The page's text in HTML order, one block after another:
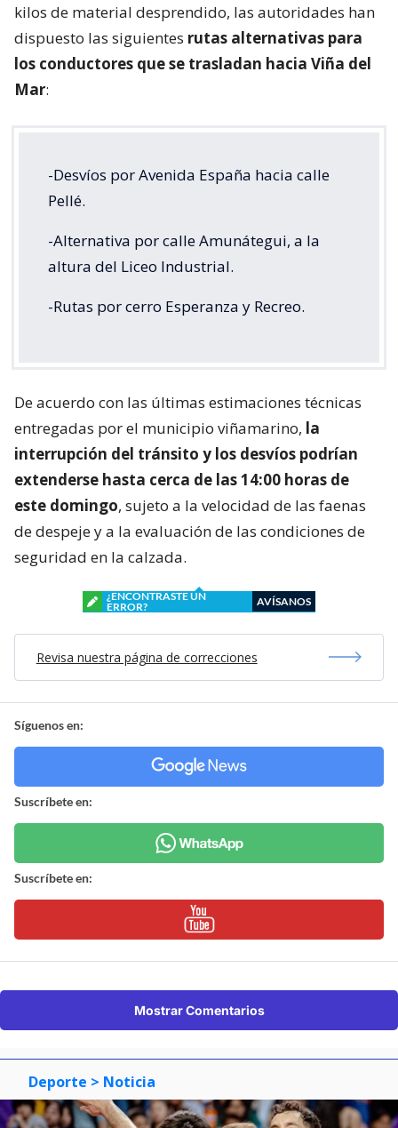
kilos de material desprendido, las autoridades han
dispuesto las siguientes rutas alternativas para
los conductores que se trasladan hacia Viña del
Mar:
-Desvíos por Avenida España hacia calle
Pellé.
-Alternativa por calle Amunátegui, a la
altura del Liceo Industrial.
-Rutas por cerro Esperanza y Recreo.
De acuerdo con las últimas estimaciones técnicas
entregadas por el municipio viñamarino, la
interrupción del tránsito y los desvíos podrían
extenderse hasta cerca de las 14:00 horas de
este domingo, sujeto a la velocidad de las faenas
de despeje y a la evaluación de las condiciones de
seguridad en la calzada.
¿ENCONTRASTE UN
ERROR?
AVÍSANOS
Revisa nuestra página de correcciones
Síguenos en:
Suscríbete en:
Suscríbete en:
Mostrar Comentarios
Deporte > Noticia